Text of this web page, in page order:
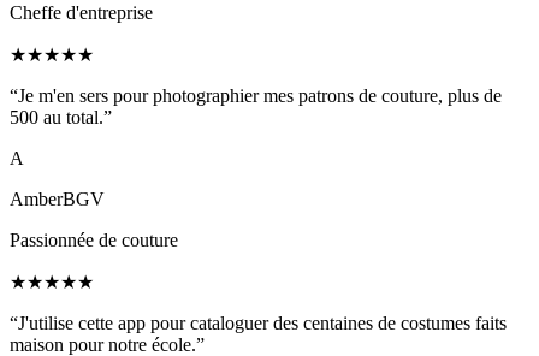
Cheffe d'entreprise
★★★★★
“Je m'en sers pour photographier mes patrons de couture, plus de
500 au total.”
A
AmberBGV
Passionnée de couture
★★★★★
“J'utilise cette app pour cataloguer des centaines de costumes faits
maison pour notre école.”